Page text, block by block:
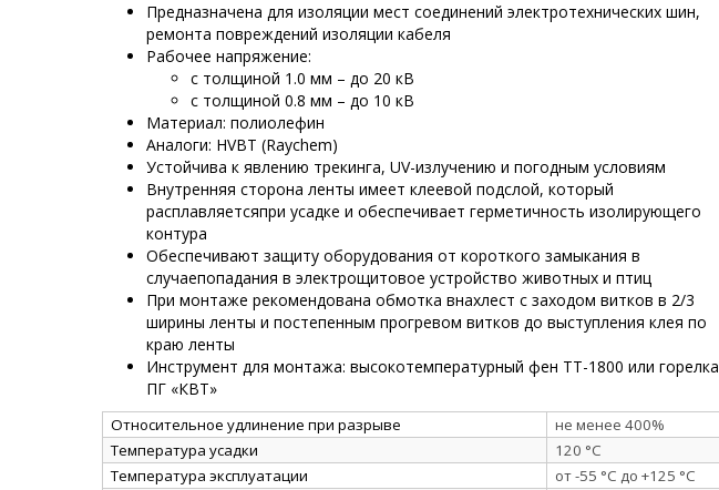
Предназначена для изоляции мест соединений электротехнических шин,
ремонта повреждений изоляции кабеля
Рабочее напряжение:
с толщиной 1.0 мм – до 20 кВ
с толщиной 0.8 мм – до 10 кВ
Материал: полиолефин
Аналоги: HVBT (Raychem)
Устойчива к явлению трекинга, UV-излучению и погодным условиям
Внутренняя сторона ленты имеет клеевой подслой, который
расплавляетсяпри усадке и обеспечивает герметичность изолирующего
контура
Обеспечивают защиту оборудования от короткого замыкания в
случаепопадания в электрощитовое устройство животных и птиц
При монтаже рекомендована обмотка внахлест с заходом витков в 2/3
ширины ленты и постепенным прогревом витков до выступления клея по
краю ленты
Инструмент для монтажа: высокотемпературный фен ТТ-1800 или горелка
ПГ «КВТ»
Относительное удлинение при разрыве
не менее 400%
Температура усадки
120 °C
Температура эксплуатации
от -55 °C до +125 °C